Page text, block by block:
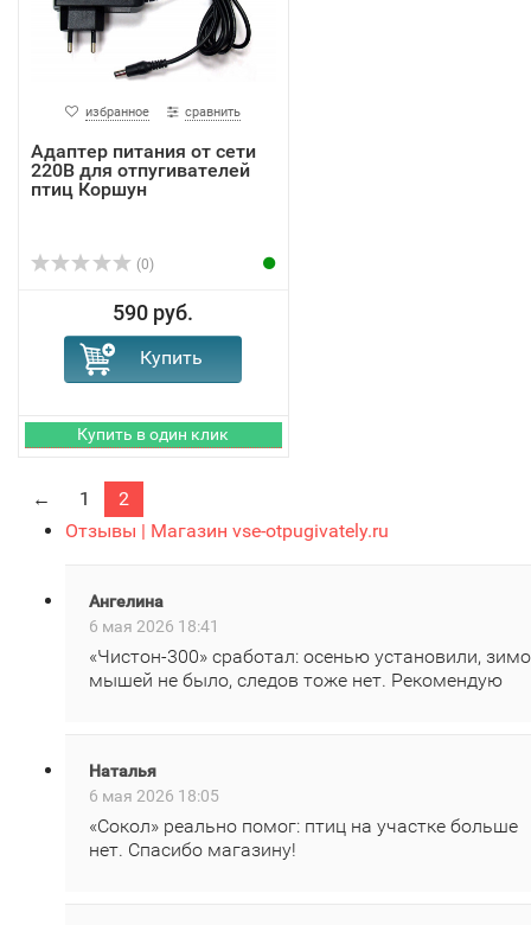
избранное сравнить
Адаптер питания от сети
220В для отпугивателей
птиц Коршун
(0)
590 руб.
← 1
2
Отзывы | Магазин vse-otpugivately.ru
Ангелина
6 мая 2026 18:41
«Чистон‑300» сработал: осенью установили,
мышей не было, следов тоже нет. Рекомендую
Наталья
6 мая 2026 18:05
«Сокол» реально помог: птиц на участке больше
нет. Спасибо магазину!